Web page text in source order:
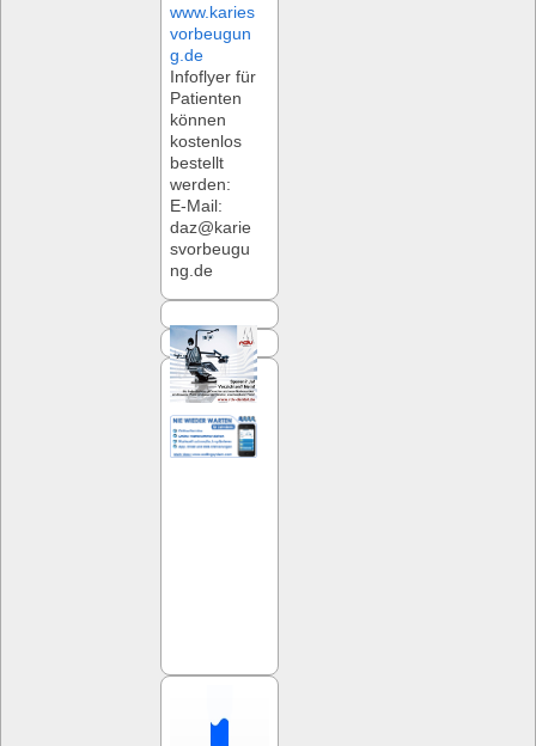
www.karies
vorbeugun
g.de
Infoflyer für
Patienten
können
kostenlos
bestellt
werden:
E-Mail:
daz@karie
svorbeugu
ng.de